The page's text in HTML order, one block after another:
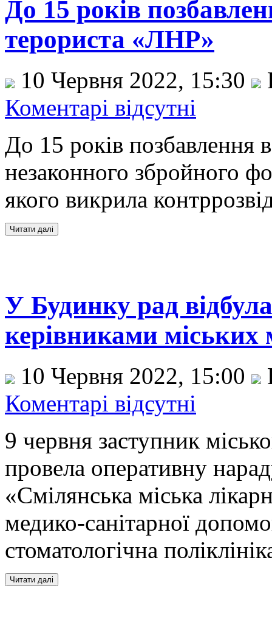
До 15 років
терориста «ЛНР»
10 Червня 2022, 15:30
Коментарі відсутні
До 15 років позбавлення
незаконного збройного
якого викрила
У Будинку рад
керівниками міських
10 Червня 2022, 15:00
Коментарі відсутні
9 червня заступник
провела оперативну
«Смілянська міська
медико-санітарної
стоматологічна